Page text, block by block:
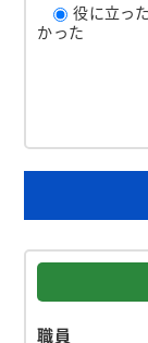
役に立った
かった
職員